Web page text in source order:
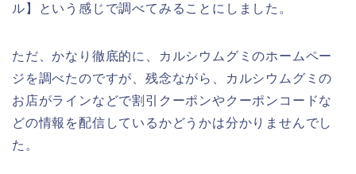
ル】という感じで調べてみることにしました。
ただ、かなり徹底的に、カルシウムグミのホームペー
ジを調べたのですが、残念ながら、カルシウムグミの
お店がラインなどで割引クーポンやクーポンコードな
どの情報を配信しているかどうかは分かりませんでし
た。